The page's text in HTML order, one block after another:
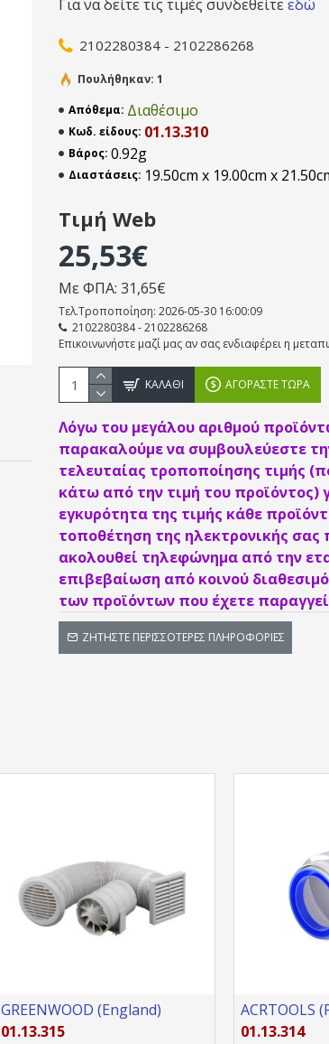
Για να δείτε τις τιμές συνδεθείτεεδώ
2102280384 - 2102286268
Απόθεμα: Διαθέσιμο
Κωδ. είδους: 01.13.310
Βάρος: 0.92g
Διαστάσεις: 19.50cm x 19.00cm x
Πουλήθηκαν: 1
Τιμή Web
25,53€
Με ΦΠΑ: 31,65€
Τελ.Τροποποίηση: 2026-05-30 16:00:09
2102280384 - 2102286268
Επικοινωνήστε μαζί μας αν σας ενδιαφέρει η
ΚΑΛΆΘΙ ΑΓΟΡΆΣΤΕ ΤΏΡΑ
ΖΗΤΉΣΤΕ ΠΕΡΙΣΣΌΤΕΡΕΣ ΠΛΗΡΟΦΟΡΊΕΣ
Λόγω του μεγάλου αριθμού
παρακαλούμε να συμβουλεύεστε
τελευταίας τροποποίησης τιμής
κάτω από την τιμή του προϊόντος)
εγκυρότητα της τιμής κάθε
τοποθέτηση της ηλεκτρονικής σας
ακολουθεί τηλεφώνημα από την
επιβεβαίωση από κοινού
των προϊόντων που έχετε
GREENWOOD (England)
01.13.315
ACRTOOLS
01.13.314